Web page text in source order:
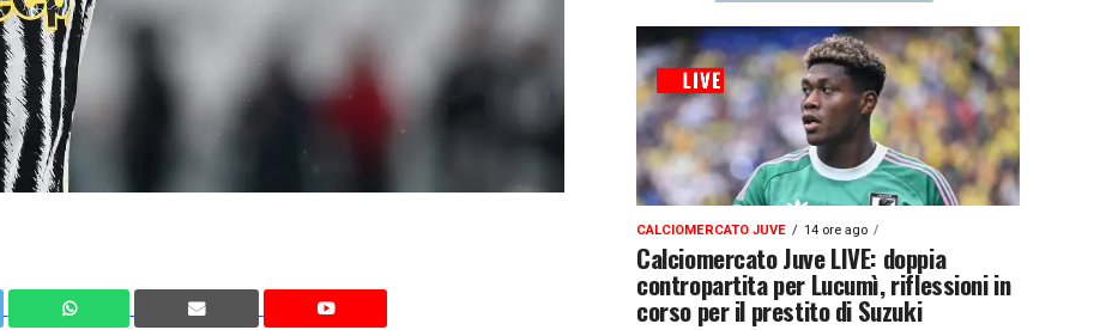
CALCIOMERCATO JUVE 14 ore ago
Calciomercato Juve LIVE: doppia
contropartita per Lucumì, riflessioni in
corso per il prestito di Suzuki